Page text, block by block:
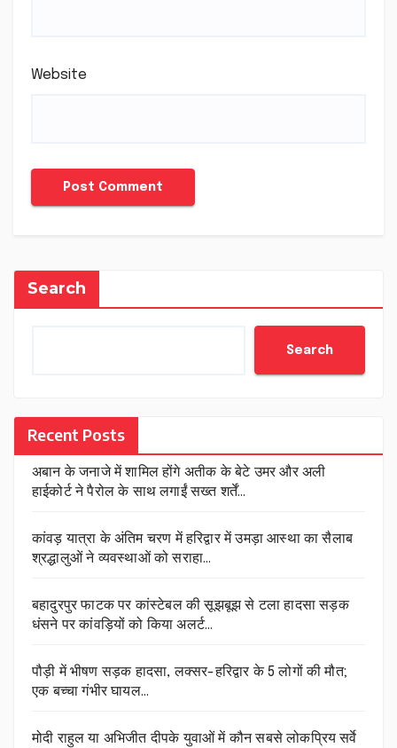
Website
Search
Search
Recent Posts
अबान के जनाजे में शामिल होंगे अतीक के बेटे उमर और अली
हाईकोर्ट ने पैरोल के साथ लगाईं सख्त शर्तें…
कांवड़ यात्रा के अंतिम चरण में हरिद्वार में उमड़ा आस्था का सैलाब
श्रद्धालुओं ने व्यवस्थाओं को सराहा…
बहादुरपुर फाटक पर कांस्टेबल की सूझबूझ से टला हादसा सड़क
धंसने पर कांवड़ियों को किया अलर्ट…
पौड़ी में भीषण सड़क हादसा, लक्सर-हरिद्वार के 5 लोगों की मौत;
एक बच्चा गंभीर घायल…
मोदी राहुल या अभिजीत दीपके युवाओं में कौन सबसे लोकप्रिय सर्वे